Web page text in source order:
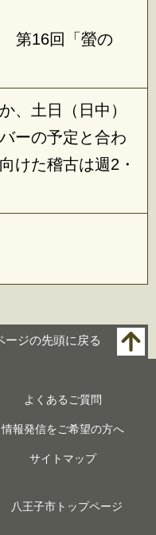
16回「螢の
、土日（日中）
ーの予定と合わ
けた稽古は週2・
ージの先頭に戻る
よくあるご質問
情報発信をご希望の方へ
サイトマップ
八王子市トップページ